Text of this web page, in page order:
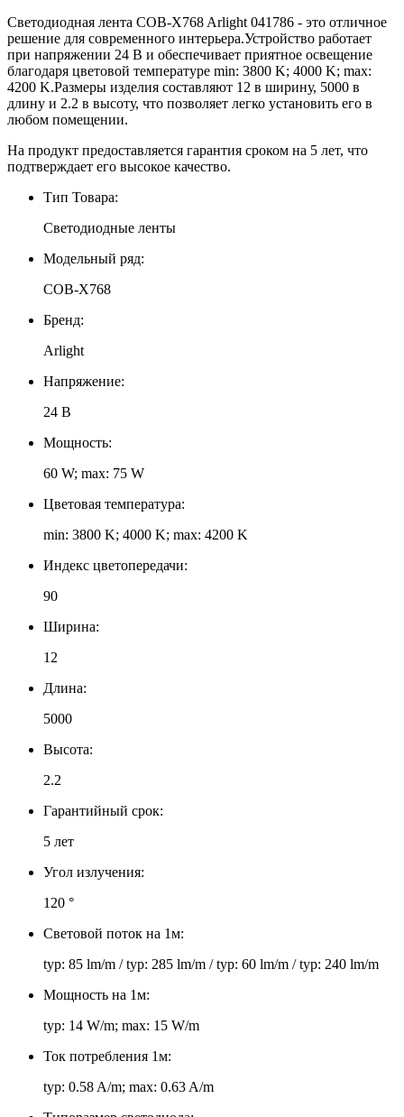
Светодиодная лента COB-X768 Arlight 041786 - это отличное
решение для современного интерьера.Устройство работает
при напряжении 24 В и обеспечивает приятное освещение
благодаря цветовой температуре min: 3800 K; 4000 K; max:
4200 K.Размеры изделия составляют 12 в ширину, 5000 в
длину и 2.2 в высоту, что позволяет легко установить его в
любом помещении.
На продукт предоставляется гарантия сроком на 5 лет, что
подтверждает его высокое качество.
Тип Товара:
Светодиодные ленты
Модельный ряд:
COB-X768
Бренд:
Arlight
Напряжение:
24 В
Мощность:
60 W; max: 75 W
Цветовая температура:
min: 3800 K; 4000 K; max: 4200 K
Индекс цветопередачи:
90
Ширина:
12
Длина:
5000
Высота:
2.2
Гарантийный срок:
5 лет
Угол излучения:
120 °
Световой поток на 1м:
typ: 85 lm/m / typ: 285 lm/m / typ: 60 lm/m / typ: 240 lm/m
Мощность на 1м:
typ: 14 W/m; max: 15 W/m
Ток потребления 1м:
typ: 0.58 A/m; max: 0.63 A/m